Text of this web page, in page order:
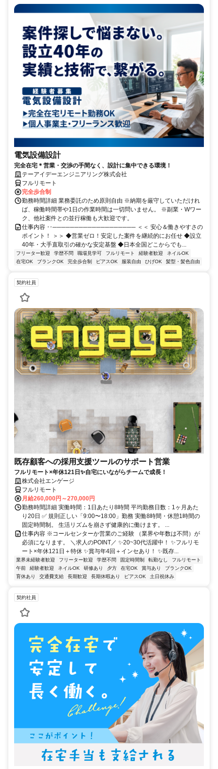
電気設備設計
完全在宅＊営業・交渉の手間なく、設計に集中できる環境！
テーアイデーエンジニアリング株式会社
フルリモート
完全歩合制
勤務時間詳細 業務委託のため原則自由 ※納期を厳守していただけれ
ば、稼働時間帯や1日の作業時間は一切問いません。 ※副業・Wワー
ク、他社案件との並行稼働も大歓迎です。
仕事内容 ‥─────────────────── ＜＜ 安心＆働きやすさの
ポイント！ ＞＞ ◆営業ゼロ！安定した案件を継続的にお任せ ◆設立
40年・大手直取引の確かな安定基盤 ◆日本全国どこからでも...
フリーター歓迎 学歴不問 職場見学可 フルリモート 経験者歓迎
ネイルOK
在宅OK
ブランクOK 完全歩合制 ピアスOK 服装自由 ひげOK 髪型・髪色自由
契約社員
既存顧客への採用支援ツールのサポート営業
フルリモート×年休121日✨自宅にいながらチームで成長！
株式会社エンゲージ
フルリモート
月給260,000円～270,000円
勤務時間詳細 実働時間：1日あたり8時間 平均勤務日数：1ヶ月あた
り20日 ✅ 規則正しい「9:00〜18:00」勤務 実働8時間・休憩1時間の
固定時間制。 生活リズムを崩さず健康的に働けます。 ...
仕事内容 ※コールセンターか営業のご経験 （業界や年数は不問）が
必須になります。 ＼求人のPOINT／ ✨20~30代活躍中！ ✨フルリモ
ート×年休121日＋特休 ✨賞与年4回＋インセあり！ ✨既存...
業界未経験者歓迎 フリーター歓迎 学歴不問 固定時間制 転勤なし
フルリモート
午前
経験者歓迎 ネイルOK 研修あり 夕方 在宅OK 賞与あり
ブランクOK
育休あり
交通費支給 長期歓迎 長期休暇あり ピアスOK 土日祝休み
契約社員